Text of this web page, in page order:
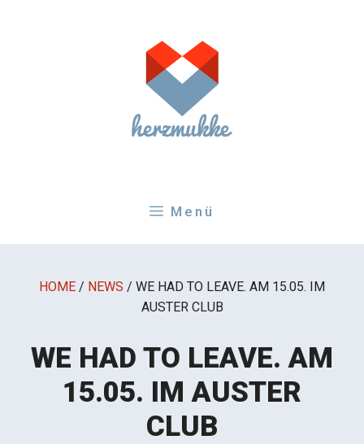
Menü
HOME / NEWS / WE HAD TO LEAVE. AM 15.05. IM
AUSTER CLUB
WE HAD TO LEAVE. AM
15.05. IM AUSTER
CLUB